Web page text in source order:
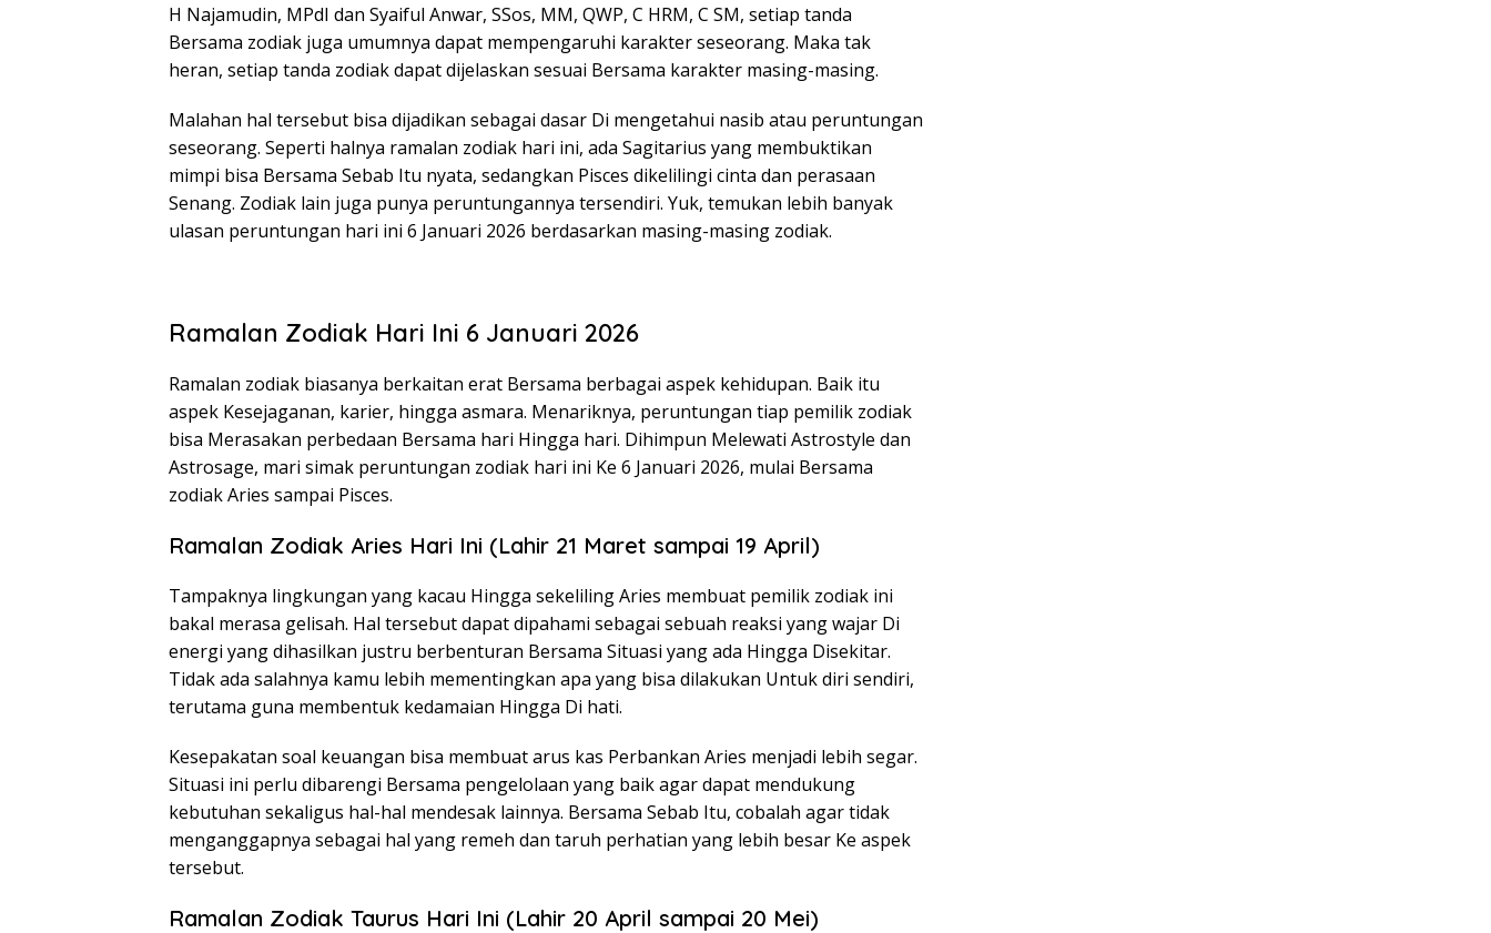
H Najamudin, MPdI dan Syaiful Anwar, SSos, MM, QWP, C HRM, C SM, setiap tanda
Bersama zodiak juga umumnya dapat mempengaruhi karakter seseorang. Maka tak
heran, setiap tanda zodiak dapat dijelaskan sesuai Bersama karakter masing-masing.
Malahan hal tersebut bisa dijadikan sebagai dasar Di mengetahui nasib atau peruntungan
seseorang. Seperti halnya ramalan zodiak hari ini, ada Sagitarius yang membuktikan
mimpi bisa Bersama Sebab Itu nyata, sedangkan Pisces dikelilingi cinta dan perasaan
Senang. Zodiak lain juga punya peruntungannya tersendiri. Yuk, temukan lebih banyak
ulasan peruntungan hari ini 6 Januari 2026 berdasarkan masing-masing zodiak.
Ramalan Zodiak Hari Ini 6 Januari 2026
Ramalan zodiak biasanya berkaitan erat Bersama berbagai aspek kehidupan. Baik itu
aspek Kesejaganan, karier, hingga asmara. Menariknya, peruntungan tiap pemilik zodiak
bisa Merasakan perbedaan Bersama hari Hingga hari. Dihimpun Melewati Astrostyle dan
Astrosage, mari simak peruntungan zodiak hari ini Ke 6 Januari 2026, mulai Bersama
zodiak Aries sampai Pisces.
Ramalan Zodiak Aries Hari Ini (Lahir 21 Maret sampai 19 April)
Tampaknya lingkungan yang kacau Hingga sekeliling Aries membuat pemilik zodiak ini
bakal merasa gelisah. Hal tersebut dapat dipahami sebagai sebuah reaksi yang wajar Di
energi yang dihasilkan justru berbenturan Bersama Situasi yang ada Hingga Disekitar.
Tidak ada salahnya kamu lebih mementingkan apa yang bisa dilakukan Untuk diri sendiri,
terutama guna membentuk kedamaian Hingga Di hati.
Kesepakatan soal keuangan bisa membuat arus kas Perbankan Aries menjadi lebih segar.
Situasi ini perlu dibarengi Bersama pengelolaan yang baik agar dapat mendukung
kebutuhan sekaligus hal-hal mendesak lainnya. Bersama Sebab Itu, cobalah agar tidak
menganggapnya sebagai hal yang remeh dan taruh perhatian yang lebih besar Ke aspek
tersebut.
Ramalan Zodiak Taurus Hari Ini (Lahir 20 April sampai 20 Mei)